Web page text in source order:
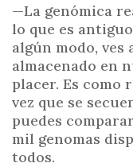
—La genómica
lo que es
algún modo,
almacenado en
placer. Es como
vez que se
puedes
mil genomas
todos.